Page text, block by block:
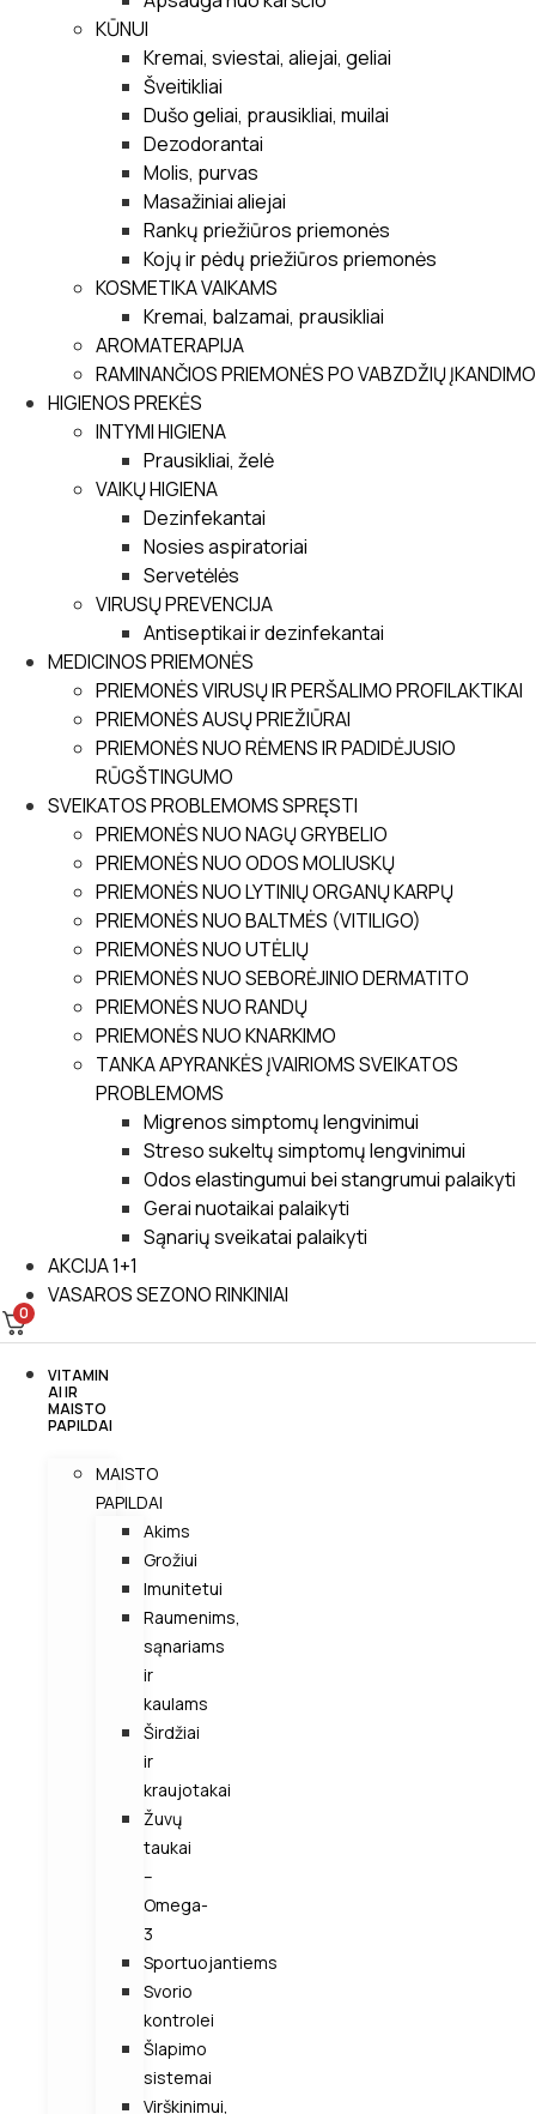
KŪNUI
Kremai, sviestai, aliejai, geliai
Šveitikliai
Dušo geliai, prausikliai, muilai
Dezodorantai
Molis, purvas
Masažiniai aliejai
Rankų priežiūros priemonės
Kojų ir pėdų priežiūros priemonės
KOSMETIKA VAIKAMS
Kremai, balzamai, prausikliai
AROMATERAPIJA
RAMINANČIOS PRIEMONĖS PO VABZDŽIŲ ĮKANDIMO
HIGIENOS PREKĖS
INTYMI HIGIENA
Prausikliai, želė
VAIKŲ HIGIENA
Dezinfekantai
Nosies aspiratoriai
Servetėlės
VIRUSŲ PREVENCIJA
Antiseptikai ir dezinfekantai
MEDICINOS PRIEMONĖS
PRIEMONĖS VIRUSŲ IR PERŠALIMO PROFILAKTIKAI
PRIEMONĖS AUSŲ PRIEŽIŪRAI
PRIEMONĖS NUO RĖMENS IR PADIDĖJUSIO
RŪGŠTINGUMO
SVEIKATOS PROBLEMOMS SPRĘSTI
PRIEMONĖS NUO NAGŲ GRYBELIO
PRIEMONĖS NUO ODOS MOLIUSKŲ
PRIEMONĖS NUO LYTINIŲ ORGANŲ KARPŲ
PRIEMONĖS NUO BALTMĖS (VITILIGO)
PRIEMONĖS NUO UTĖLIŲ
PRIEMONĖS NUO SEBORĖJINIO DERMATITO
PRIEMONĖS NUO RANDŲ
PRIEMONĖS NUO KNARKIMO
TANKA APYRANKĖS ĮVAIRIOMS SVEIKATOS
PROBLEMOMS
Migrenos simptomų lengvinimui
Streso sukeltų simptomų lengvinimui
Odos elastingumui bei stangrumui palaikyti
Gerai nuotaikai palaikyti
Sąnarių sveikatai palaikyti
AKCIJA 1+1
VASAROS SEZONO RINKINIAI
0
VITAMIN
AI IR
MAISTO
PAPILDAI
MAISTO
PAPILDAI
Akims
Grožiui
Imunitetui
Raumenims,
sąnariams
ir
kaulams
Širdžiai
ir
kraujotakai
Žuvų
taukai
–
Omega-
3
Sportuojantiems
Svorio
kontrolei
Šlapimo
sistemai
Virškinimui,